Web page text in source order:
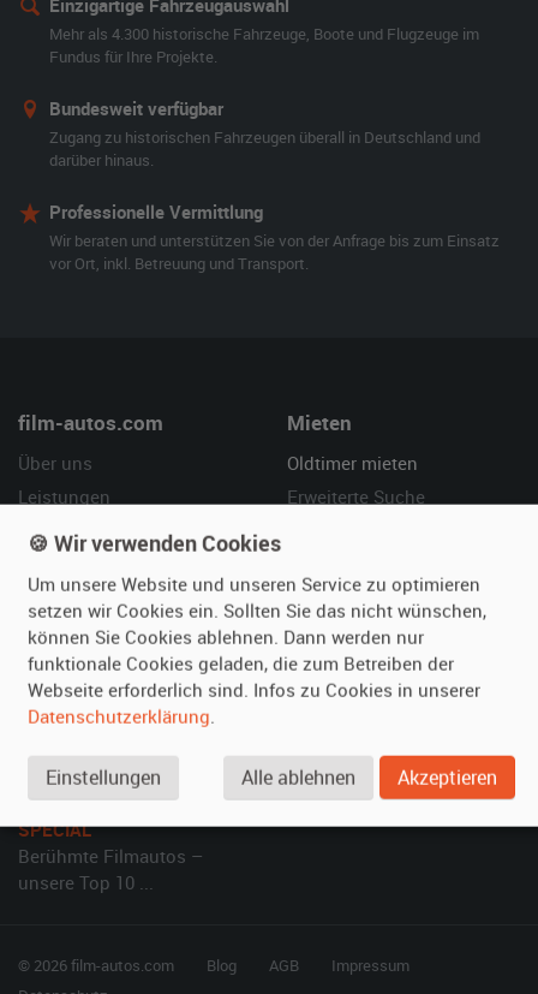
Einzigartige Fahrzeugauswahl
Mehr als 4.300 historische Fahrzeuge, Boote und Flugzeuge im
Fundus für Ihre Projekte.
Bundesweit verfügbar
Zugang zu historischen Fahrzeugen überall in Deutschland und
darüber hinaus.
Professionelle Vermittlung
Wir beraten und unterstützen Sie von der Anfrage bis zum Einsatz
vor Ort, inkl. Betreuung und Transport.
film-autos.com
Über uns
Leistungen
Referenzen
Mieten
Oldtimer mieten
Erweiterte Suche
Vermieten
Oldtimer anmelden
Fotos senden
Inserat verwalten
Hilfe
Häufige Fragen (FAQ)
So funktioniert's
SPECIAL
Berühmte Filmautos –
unsere Top 10 ...
© 2026 film-autos.com Blog AGB
Impressum
🍪 Wir verwenden Cookies
Um unsere Website und unseren Service zu optimieren
setzen wir Cookies ein. Sollten Sie das nicht wünschen,
können Sie Cookies ablehnen. Dann werden nur
funktionale Cookies geladen, die zum Betreiben der
Webseite erforderlich sind. Infos zu Cookies in unserer
Datenschutzerklärung.
Einstellungen Alle ablehnen Akzeptieren